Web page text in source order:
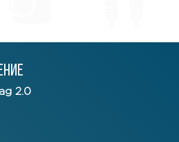
2.0